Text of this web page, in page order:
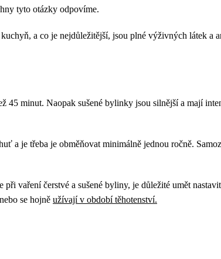
tyto otázky odpovíme.
a co je nejdůležitější, jsou plné výživných látek a
45 minut. Naopak sušené bylinky jsou silnější a mají
a je třeba je obměňovat minimálně jednou ročně.
vaření čerstvé a sušené byliny, je důležité umět
nebo se hojně užívají v období těhotenství.